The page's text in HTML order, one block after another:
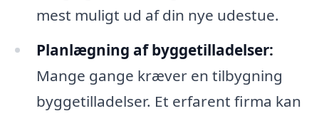
mest muligt ud af din nye udestue.
Planlægning af byggetilladelser:
Mange gange kræver en tilbygning
byggetilladelser. Et erfarent firma kan